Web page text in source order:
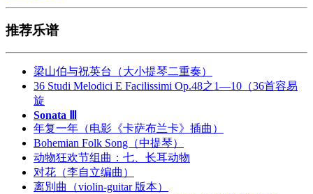
推荐乐谱
梁山伯与祝英台（大小提琴二重奏）
36 Studi Melodici E Facilissimi Op.48之1—10（36首容易
旋
Sonata Ⅲ
年复一年（电影《卡萨布兰卡》插曲）
Bohemian Folk Song（中提琴）
动物狂欢节组曲：七、长耳动物
对花（李自立编曲）
离別曲（violin-guitar 版本）